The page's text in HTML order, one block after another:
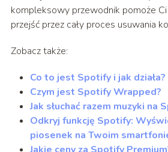
kompleksowy przewodnik pomoże
przejść przez cały proces usuwania
Zobacz także:
Co to jest Spotify i jak działa?
Czym jest Spotify Wrapped?
Jak słuchać razem muzyki na
Odkryj funkcję Spotify:
piosenek na Twoim